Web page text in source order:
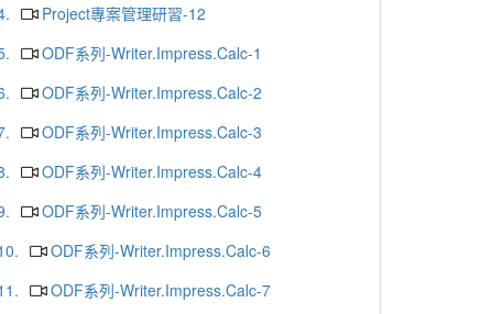
Project專案管理研習-12
ODF系列-Writer.Impress.Calc-1
ODF系列-Writer.Impress.Calc-2
ODF系列-Writer.Impress.Calc-3
ODF系列-Writer.Impress.Calc-4
ODF系列-Writer.Impress.Calc-5
ODF系列-Writer.Impress.Calc-6
ODF系列-Writer.Impress.Calc-7